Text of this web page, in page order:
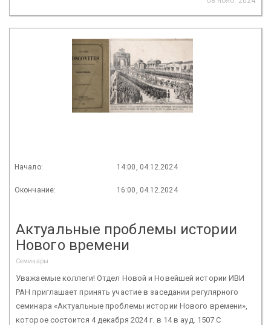
Начало: 14:00, 04.12.2024
Окончание: 16:00, 04.12.2024
Актуальные проблемы истории
Нового времени
Семинары
Уважаемые коллеги! Отдел Новой и Новейшей истории ИВИ
РАН приглашает принять участие в заседании регулярного
семинара «Актуальные проблемы истории Нового времени»,
которое состоится 4 декабря 2024 г. в 14 в ауд. 1507 С